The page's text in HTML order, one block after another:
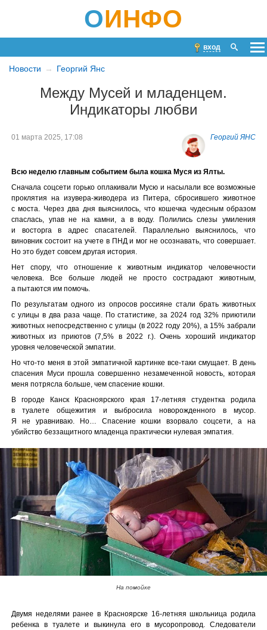
ОИНФО
вход
Новости Георгий Янс
Между Мусей и младенцем.
Индикаторы любви
Георгий ЯНС
01 марта 2025, 17:08
Всю неделю главным событием была кошка Муся из Ялты.
Сначала соцсети горько оплакивали Мусю и насылали все возможные
проклятия на изувера-живодера из Питера, сбросившего животное
с моста. Через два дня выяснилось, что кошечка чудесным образом
спаслась, упав не на камни, а в воду. Полились слезы умиления
и восторга в адрес спасателей. Параллельно выяснилось, что
виновник состоит на учете в ПНД и мог не осознавать, что совершает.
Но это будет совсем другая история.
Нет спору, что отношение к животным индикатор человечности
человека. Все больше людей не просто сострадают животным,
а пытаются им помочь.
По результатам одного из опросов россияне стали брать животных
с улицы в два раза чаще. По статистике, за 2024 год 32% приютили
животных непосредственно с улицы (в 2022 году 20%), а 15% забрали
животных из приютов (7,5% в 2022 г.). Очень хороший индикатор
уровня человеческой эмпатии.
Но что-то меня в этой эмпатичной картинке все-таки смущает. В день
спасения Муси прошла совершенно незамеченной новость, которая
меня потрясла больше, чем спасение кошки.
В городе Канск Красноярского края 17-летняя студентка родила
в туалете общежития и выбросила новорожденного в мусор.
Я не уравниваю. Но… Спасение кошки взорвало соцсети, а на
убийство беззащитного младенца практически нулевая эмпатия.
На помойке
Двумя неделями ранее в Красноярске 16-летняя школьница родила
ребенка в туалете и выкинула его в мусоропровод. Следователи